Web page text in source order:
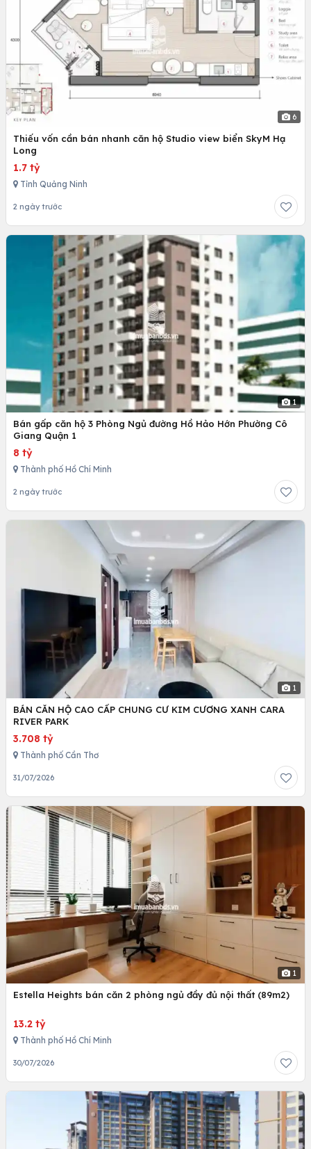
6
Thiếu vốn cần bán nhanh căn hộ Studio view biển SkyM Hạ
Long
1.7 tỷ
Tỉnh Quảng Ninh
2 ngày trước
1
Bán gấp căn hộ 3 Phòng Ngủ đường Hồ Hảo Hớn Phường Cô
Giang Quận 1
8 tỷ
Thành phố Hồ Chí Minh
2 ngày trước
1
BÁN CĂN HỘ CAO CẤP CHUNG CƯ KIM CƯƠNG XANH CARA
RIVER PARK
3.708 tỷ
Thành phố Cần Thơ
31/07/2026
1
Estella Heights bán căn 2 phòng ngủ đầy đủ nội thất (89m2)
13.2 tỷ
Thành phố Hồ Chí Minh
30/07/2026